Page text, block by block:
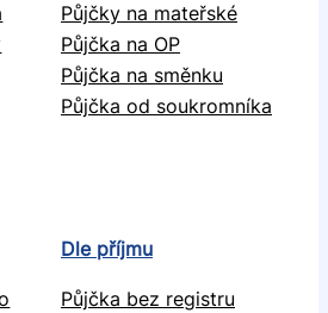
Půjčky na mateřské
Půjčka na OP
Půjčka na směnku
Půjčka od soukromníka
Dle příjmu
Půjčka bez registru